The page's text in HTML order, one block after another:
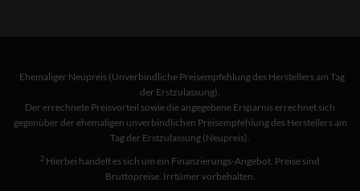
Ehemaliger Neupreis (Unverbindliche Preisempfehlung des Herstellers am Tag
der Erstzulassung).
Der errechnete Preisvorteil sowie die angegebene Ersparnis errechnet sich
gegenüber der ehemaligen unverbindlichen Preisempfehlung des Herstellers am
Tag der Erstzulassung (Neupreis).
2 Hierbei handelt es sich um ein Finanzierungs-Angebot. Preise sind
Bruttopreise. Irrtümer vorbehalten.